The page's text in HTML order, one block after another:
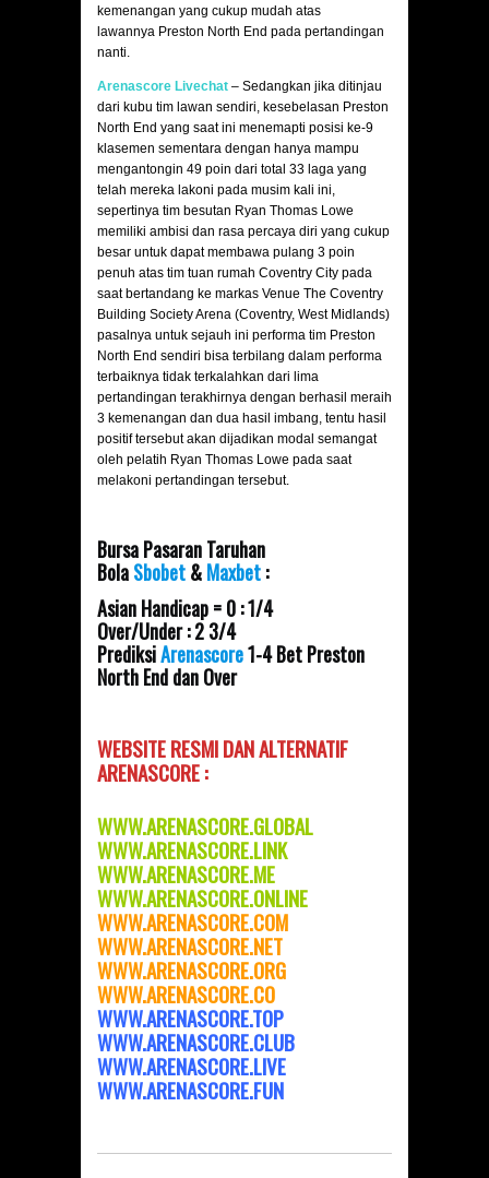
kemenangan yang cukup mudah atas
lawannya Preston North End pada pertandingan
nanti.
Arenascore Livechat – Sedangkan jika ditinjau
dari kubu tim lawan sendiri, kesebelasan Preston
North End yang saat ini menemapti posisi ke-9
klasemen sementara dengan hanya mampu
mengantongin 49 poin dari total 33 laga yang
telah mereka lakoni pada musim kali ini,
sepertinya tim besutan Ryan Thomas Lowe
memiliki ambisi dan rasa percaya diri yang cukup
besar untuk dapat membawa pulang 3 poin
penuh atas tim tuan rumah Coventry City pada
saat bertandang ke markas Venue The Coventry
Building Society Arena (Coventry, West Midlands)
pasalnya untuk sejauh ini performa tim Preston
North End sendiri bisa terbilang dalam performa
terbaiknya tidak terkalahkan dari lima
pertandingan terakhirnya dengan berhasil meraih
3 kemenangan dan dua hasil imbang, tentu hasil
positif tersebut akan dijadikan modal semangat
oleh pelatih Ryan Thomas Lowe pada saat
melakoni pertandingan tersebut.
Bursa Pasaran Taruhan
BolaSbobet&Maxbet:
Asian Handicap = 0 : 1/4
Over/Under : 2 3/4
PrediksiArenascore1-4 Bet Preston
North End dan Over
WEBSITE RESMI DANALTERNATIF
ARENASCORE :
WWW.ARENASCORE.GLOBAL
WWW.ARENASCORE.LINK
WWW.ARENASCORE.ME
WWW.ARENASCORE.ONLINE
WWW.ARENASCORE.COM
WWW.ARENASCORE.NET
WWW.ARENASCORE.ORG
WWW.ARENASCORE.CO
WWW.ARENASCORE.TOP
WWW.ARENASCORE.CLUB
WWW.ARENASCORE.LIVE
WWW.ARENASCORE.FUN